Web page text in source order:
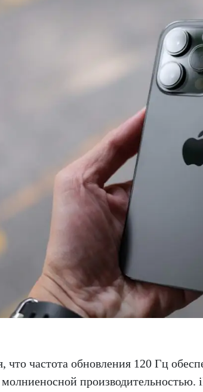
что частота обновления 120 Гц
производительностью.